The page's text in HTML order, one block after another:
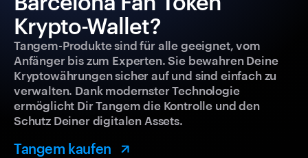
Krypto-Wallet?
Tangem-Produkte sind für alle geeignet, vom
Anfänger bis zum Experten. Sie bewahren Deine
Kryptowährungen sicher auf und sind einfach zu
verwalten. Dank modernster Technologie
ermöglicht Dir Tangem die Kontrolle und den
Schutz Deiner digitalen Assets.
Tangem kaufen